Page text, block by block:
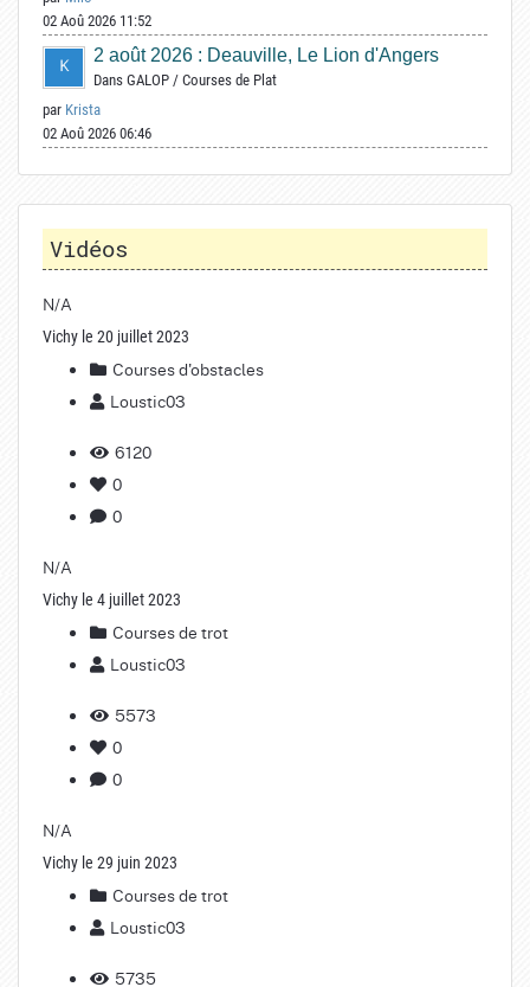
02 Aoû 2026 11:52
2 août 2026 : Deauville, Le Lion d'Angers
Dans GALOP / Courses de Plat
par Krista
02 Aoû 2026 06:46
Vidéos
N/A
Vichy le 20 juillet 2023
Courses d'obstacles
Loustic03
6120
0
0
N/A
Vichy le 4 juillet 2023
Courses de trot
Loustic03
5573
0
0
N/A
Vichy le 29 juin 2023
Courses de trot
Loustic03
5735